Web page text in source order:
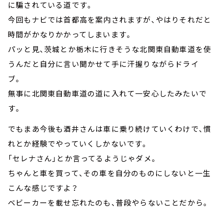
に騙されている道です。
今回もナビでは首都高を案内されますが、やはりそれだと
時間がかなりかかってしまいます。
パッと見、茨城とか栃木に行きそうな北関東自動車道を使
うんだと自分に言い聞かせて手に汗握りながらドライ
ブ。
無事に北関東自動車道の道に入れて一安心したみたいで
す。
でもまあ今後も酒井さんは車に乗り続けていくわけで、慣
れとか経験でやっていくしかないです。
「セレナさん」とか言ってるようじゃダメ。
ちゃんと車を買って、その車を自分のものにしないと一生
こんな感じですよ？
ベビーカーを載せ忘れたのも、普段やらないことだから。